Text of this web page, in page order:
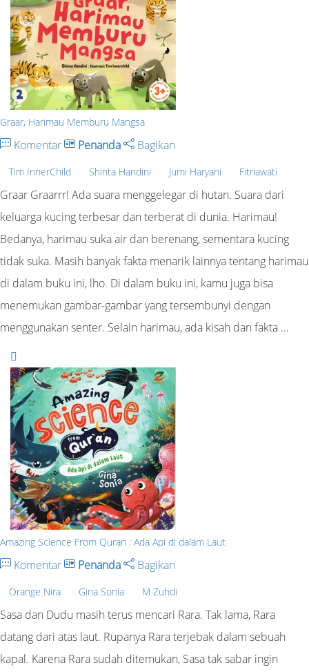
Graar, Harimau Memburu Mangsa
Komentar Penanda Bagikan
Tim InnerChild Shinta Handini Jumi Haryani Fitriawati
Graar Graarrr! Ada suara menggelegar di hutan. Suara dari
keluarga kucing terbesar dan terberat di dunia. Harimau!
Bedanya, harimau suka air dan berenang, sementara kucing
tidak suka. Masih banyak fakta menarik lainnya tentang harimau
di dalam buku ini, lho. Di dalam buku ini, kamu juga bisa
menemukan gambar-gambar yang tersembunyi dengan
menggunakan senter. Selain harimau, ada kisah dan fakta …
Amazing Science From Quran : Ada Api di dalam Laut
Komentar Penanda Bagikan
Orange Nira Gina Sonia M Zuhdi
Sasa dan Dudu masih terus mencari Rara. Tak lama, Rara
datang dari atas laut. Rupanya Rara terjebak dalam sebuah
kapal. Karena Rara sudah ditemukan, Sasa tak sabar ingin